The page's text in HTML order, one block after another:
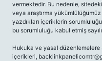
vermektedir. Bu nedenle,
veya araştırma
yazdıkları içeriklerin
bu sorumluluğu kabul etmiş
Hukuka ve yasal düzenlemelere
içerikleri,